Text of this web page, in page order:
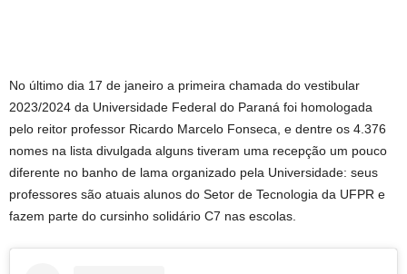
No último dia 17 de janeiro a primeira chamada do vestibular
2023/2024 da Universidade Federal do Paraná foi homologada
pelo reitor professor Ricardo Marcelo Fonseca, e dentre os 4.376
nomes na lista divulgada alguns tiveram uma recepção um pouco
diferente no banho de lama organizado pela Universidade: seus
professores são atuais alunos do Setor de Tecnologia da UFPR e
fazem parte do cursinho solidário C7 nas escolas.